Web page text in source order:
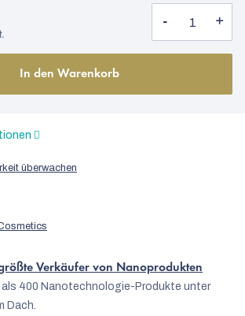
In den Warenkorb
überwachen
Verkäufer von Nanoprodukten
als 400 Nanotechnologie-Produkte unter
Dach.